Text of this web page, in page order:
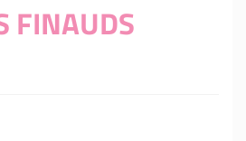
FINAUDS